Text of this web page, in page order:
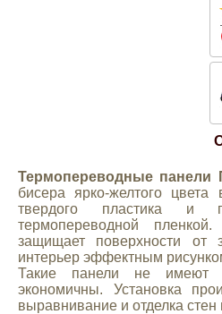
Термопереводные панели
бисера ярко-желтого
твердого пластика и
термопереводной
защищает поверхности от
интерьер эффектным
Такие панели не имеют
экономичны. Установка
выравнивание и отделка стен
Mitsubishi
Opel
Renault